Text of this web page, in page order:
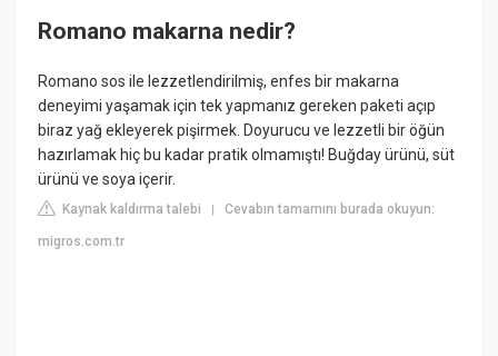
Romano makarna nedir?
Romano sos ile lezzetlendirilmiş, enfes bir makarna
deneyimi yaşamak için tek yapmanız gereken paketi açıp
biraz yağ ekleyerek pişirmek. Doyurucu ve lezzetli bir öğün
hazırlamak hiç bu kadar pratik olmamıştı! Buğday ürünü, süt
ürünü ve soya içerir.
Kaynak kaldırma talebi |Cevabın tamamını burada okuyun:
migros.com.tr